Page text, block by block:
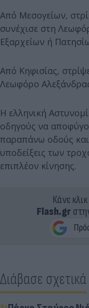
Από Μεσογείων,
συνέχισε στη
Εξαρχείων ή
Από Κηφισίας,
Λεωφόρο
Η ελληνική
οδηγούς να
παραπάνω οδούς
υποδείξεις των
επιπλέον κίνησης.
Κάνε
Flash.gr
Διάβασε σχετικά